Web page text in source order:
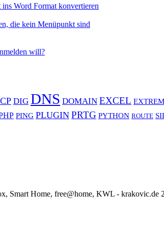
Word Format konvertieren
die kein Menüpunkt sind
will?
DIG DNS DOMAIN EXCEL
PING PLUGIN PRTG PYTHON ROUTE
Smart Home, free@home, KWL - krakovic.de